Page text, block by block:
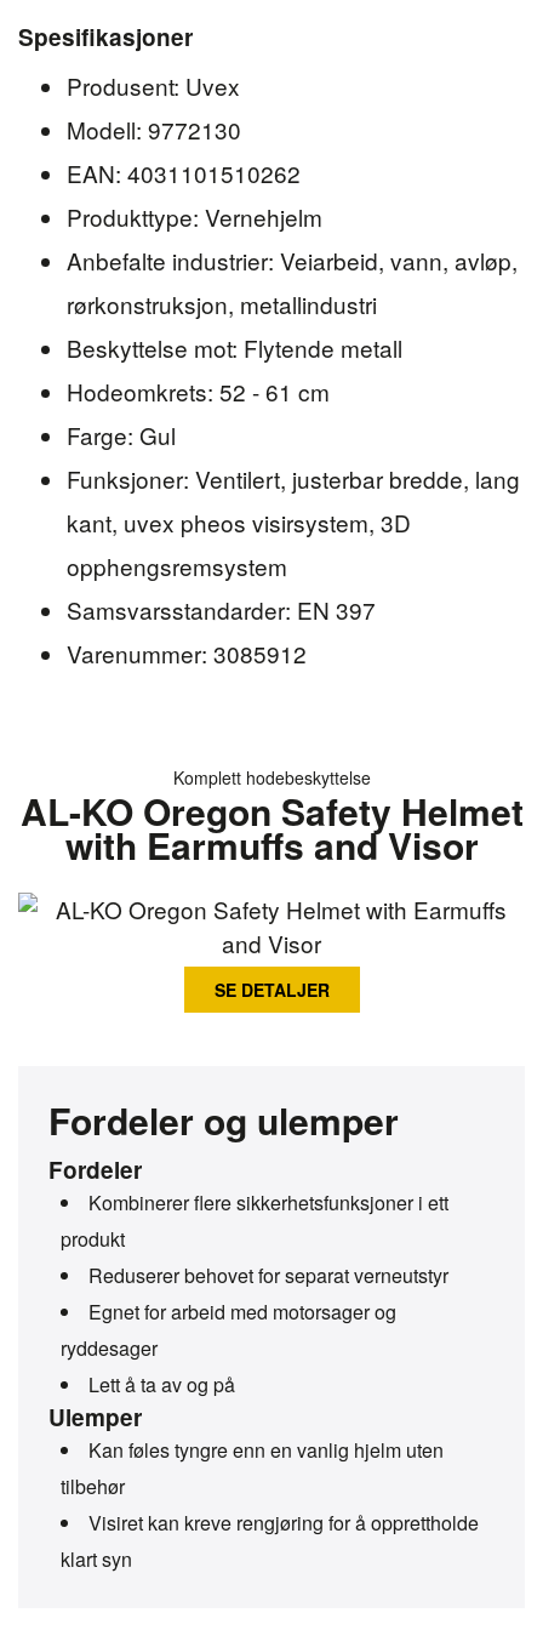
Spesifikasjoner
Produsent: Uvex
Modell: 9772130
EAN: 4031101510262
Produkttype: Vernehjelm
Anbefalte industrier: Veiarbeid, vann, avløp,
rørkonstruksjon, metallindustri
Beskyttelse mot: Flytende metall
Hodeomkrets: 52 - 61 cm
Farge: Gul
Funksjoner: Ventilert, justerbar bredde, lang
kant, uvex pheos visirsystem, 3D
opphengsremsystem
Samsvarsstandarder: EN 397
Varenummer: 3085912
Komplett hodebeskyttelse
AL-KO Oregon Safety Helmet
with Earmuffs and Visor
Fordeler og ulemper
Fordeler
Kombinerer flere sikkerhetsfunksjoner i ett
produkt
Reduserer behovet for separat verneutstyr
Egnet for arbeid med motorsager og
ryddesager
Lett å ta av og på
Ulemper
Kan føles tyngre enn en vanlig hjelm uten
tilbehør
Visiret kan kreve rengjøring for å opprettholde
klart syn
SE DETALJER